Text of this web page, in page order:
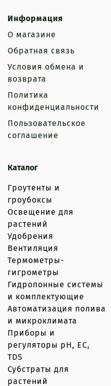
Информация
О магазине
Обратная связь
Условия обмена и
возврата
Политика
конфиденциальности
Пользовательское
соглашение
Каталог
Гроутенты и
гроубоксы
Освещение для
растений
Удобрения
Вентиляция
Термометры-
гигрометры
Гидропонные системы
и комплектующие
Автоматизация полива
и микроклимата
Приборы и
регуляторы рН, EC,
TDS
Субстраты для
растений